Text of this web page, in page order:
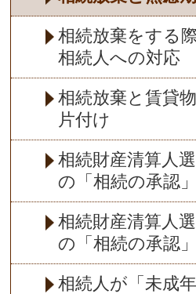
相続放棄をする
相続人への対応
相続放棄と賃貸
片付け
相続財産清算人
の「相続の承認
相続財産清算人
の「相続の承認
相続人が「未成